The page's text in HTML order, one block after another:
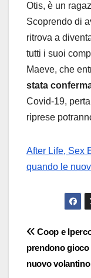
Otis, è un
Scoprendo di
ritrova a
tutti i suoi
Maeve, che
stata
Covid-19,
riprese
After Life, Sex
quando le
articoli
Coop e
prendono
nuovo